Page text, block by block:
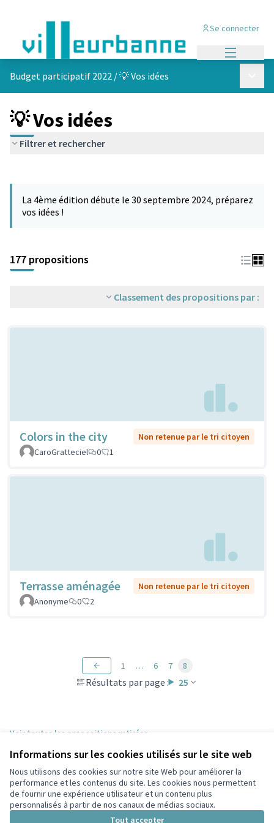
Informations sur les cookies utilisés sur le site web
Nous utilisons des cookies sur notre site Web pour améliorer la
performance et les contenus du site. Les cookies nous permettent
de fournir une expérience utilisateur et un contenu plus
personnalisés à partir de nos canaux de médias sociaux.
Tout accepter
Se connecter
Budget participatif 2022 /💡 Vos idées
💡 Vos idées
Filtrer et rechercher
−
La 4ème édition débute le 30 septembre 2024, préparez
vos idées !
177 propositions
Classement des propositions par :
Colors in the city
Non retenue par le tri citoyen
CaroGratteciel
0 1
Terrasse aménagée
Non retenue par le tri citoyen
Anonyme
0 2
Résultats par page : 25
1 … 6 7 8
Voir toutes les propositions retirées
Conditions d'utilisation
Paramètres des cookies
Participez Villeurbanne sur X
(Lien externe)
Participez Villeurbanne sur Facebook
Participez Villeurbanne sur Instagram
Participez Villeurbanne sur YouTube
(Lien externe)